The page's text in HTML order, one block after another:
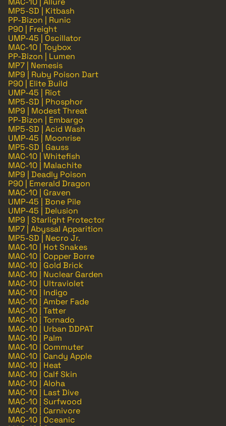
MP5-SD | Kitbash
PP-Bizon | Runic
P90 | Freight
UMP-45 | Oscillator
MAC-10 | Toybox
PP-Bizon | Lumen
MP7 | Nemesis
MP9 | Ruby Poison Dart
P90 | Elite Build
UMP-45 | Riot
MP5-SD | Phosphor
MP9 | Modest Threat
PP-Bizon | Embargo
MP5-SD | Acid Wash
UMP-45 | Moonrise
MP5-SD | Gauss
MAC-10 | Whitefish
MAC-10 | Malachite
MP9 | Deadly Poison
P90 | Emerald Dragon
MAC-10 | Graven
UMP-45 | Bone Pile
UMP-45 | Delusion
MP9 | Starlight Protector
MP7 | Abyssal Apparition
MP5-SD | Necro Jr.
MAC-10 | Hot Snakes
MAC-10 | Copper Borre
MAC-10 | Gold Brick
MAC-10 | Nuclear Garden
MAC-10 | Ultraviolet
MAC-10 | Indigo
MAC-10 | Amber Fade
MAC-10 | Tatter
MAC-10 | Tornado
MAC-10 | Urban DDPAT
MAC-10 | Palm
MAC-10 | Commuter
MAC-10 | Candy Apple
MAC-10 | Heat
MAC-10 | Calf Skin
MAC-10 | Aloha
MAC-10 | Last Dive
MAC-10 | Surfwood
MAC-10 | Carnivore
MAC-10 | Oceanic